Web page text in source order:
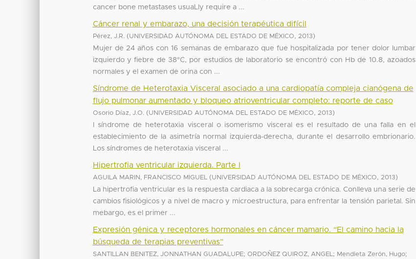
cancer bone metastases usuaLly require a ...
Cáncer renal y embarazo, una decisión terapéutica difícil
Pérez, J.R. (UNIVERSIDAD AUTÓNOMA DEL ESTADO DE MÉXICO, 2013)
Mujer de 24 años con 16 semanas de embarazo que fue hospitalizada por tener dolor lumbar
izquierdo y fiebre de 38°C, por estudios de laboratorio se encontró con Hb de 10.8, azoados
normales y el examen de orina con ...
Síndrome de Heterotaxia Visceral asociado a una cardiopatía compleja cianógena de
flujo pulmonar aumentado y bloqueo atrioventricular completo: reporte de caso
Osorio Díaz, J.O. (UNIVERSIDAD AUTÓNOMA DEL ESTADO DE MÉXICO, 2013)
l síndrome de heterotaxia visceral o isomerismo visceral es el resultado de una falla en el
establecimiento de la asimetría normal izquierda-derecha, durante el desarrollo embrionario.
Los síndromes de heterotaxia visceral ...
Hipertrofia ventricular izquierda. Parte I
AGUILA MARIN, FRANCISCO MIGUEL (UNIVERSIDAD AUTÓNOMA DEL ESTADO DE MÉXICO, 2013)
La hipertrofia ventricular es la respuesta cardiaca a la sobrecarga crónica. Conlleva una serie de
cambios fisiológicos y a nivel de macro y microestructura, para enfrentar la tensión parietal. Sin
mebargo, es el primer ...
Expresión génica y receptores hormonales en cáncer mamario. “El camino hacia la
búsqueda de terapias preventivas”
SANTILLAN BENITEZ, JONNATHAN GUADALUPE; ORDOÑEZ QUIROZ, ANGEL; Mendieta Zerón, Hugo;